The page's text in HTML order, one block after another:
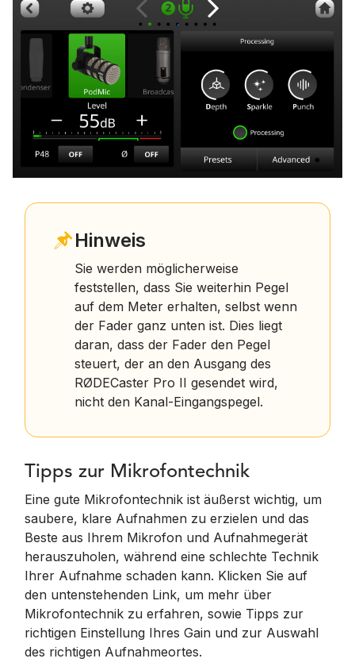
Hinweis
Sie werden möglicherweise
feststellen, dass Sie weiterhin Pegel
auf dem Meter erhalten, selbst wenn
der Fader ganz unten ist. Dies liegt
daran, dass der Fader den Pegel
steuert, der an den Ausgang des
RØDECaster Pro II gesendet wird,
nicht den Kanal-Eingangspegel.
Tipps zur Mikrofontechnik
Eine gute Mikrofontechnik ist äußerst wichtig, um
saubere, klare Aufnahmen zu erzielen und das
Beste aus Ihrem Mikrofon und Aufnahmegerät
herauszuholen, während eine schlechte Technik
Ihrer Aufnahme schaden kann. Klicken Sie auf
den untenstehenden Link, um mehr über
Mikrofontechnik zu erfahren, sowie Tipps zur
richtigen Einstellung Ihres Gain und zur Auswahl
des richtigen Aufnahmeortes.